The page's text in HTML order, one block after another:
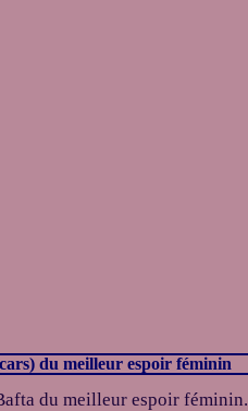
du meilleur espoir féminin
du meilleur espoir féminin.